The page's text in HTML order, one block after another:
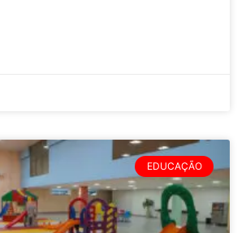
EDUCAÇÃO